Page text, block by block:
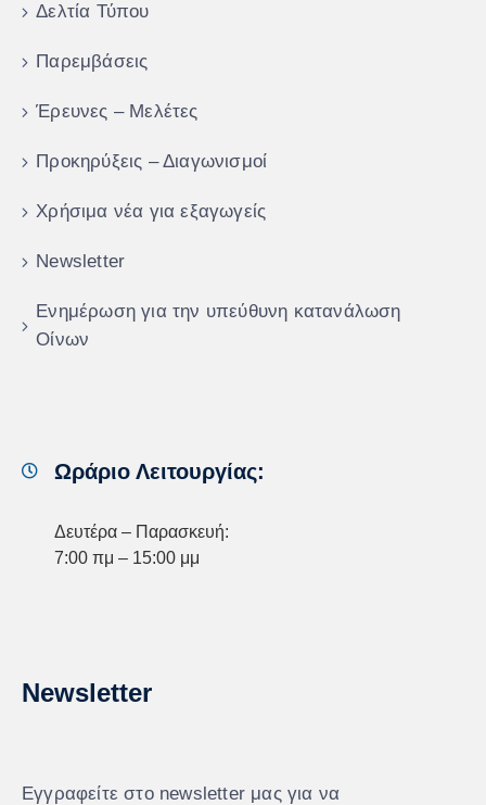
Δελτία Τύπου
Παρεμβάσεις
Έρευνες – Μελέτες
Προκηρύξεις – Διαγωνισμοί
Χρήσιμα νέα για εξαγωγείς
Newsletter
Ενημέρωση για την υπεύθυνη κατανάλωση
Οίνων
Ωράριο Λειτουργίας:
Δευτέρα – Παρασκευή:
7:00 πμ – 15:00 μμ
Newsletter
Εγγραφείτε στο newsletter μας για να